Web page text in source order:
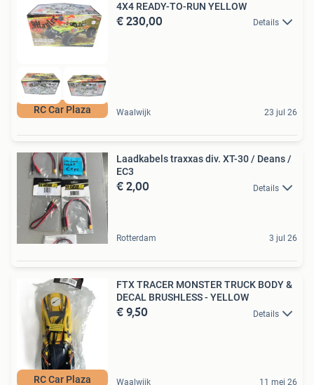
RC Car Plaza
4X4 READY-TO-RUN YELLOW
€ 230,00 Details
Waalwijk 23 jul 26
Laadkabels traxxas div. XT-30 / Deans /
EC3
€ 2,00 Details
Rotterdam 3 jul 26
RC Car Plaza
FTX TRACER MONSTER TRUCK BODY &
DECAL BRUSHLESS - YELLOW
€ 9,50 Details
Waalwijk 11 mei 26